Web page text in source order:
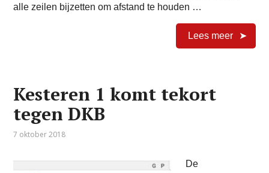
alle zeilen bijzetten om afstand te houden …
Lees meer
Kesteren 1 komt tekort
tegen DKB
7 oktober 2018
De